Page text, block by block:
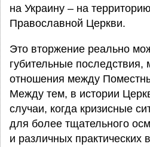
на Украину – на
Православной Церкви.
Это вторжение реально
губительные последствия,
отношения между
Между тем, в истории
случаи, когда кризисные
для более тщательного
и различных практических